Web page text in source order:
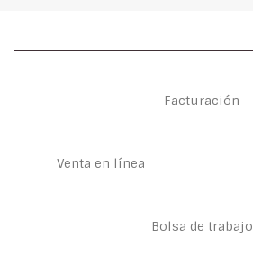
Facturación
Venta en línea
Bolsa de trabajo